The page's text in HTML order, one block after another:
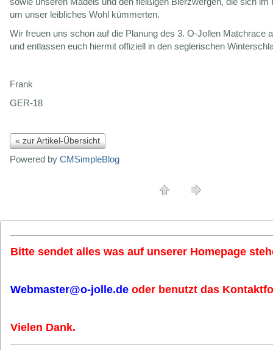
um unser leibliches Wohl kümmerten.
Wir freuen uns schon auf die Planung des 3. O-Jollen Matchrace
und entlassen euch hiermit offiziell in den seglerischen
Frank
GER-18
« zur Artikel-Übersicht
Powered by CMSimpleBlog
Bitte sendet alles was auf unserer Homepage
Webmaster@o-jolle.de oder benutzt das
Vielen Dank.